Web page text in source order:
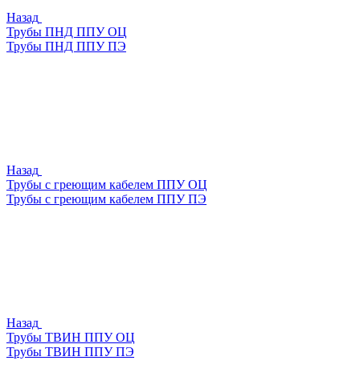
Назад
Трубы ПНД ППУ ОЦ
Трубы ПНД ППУ ПЭ
Назад
Трубы с греющим кабелем ППУ ОЦ
Трубы с греющим кабелем ППУ ПЭ
Назад
Трубы ТВИН ППУ ОЦ
Трубы ТВИН ППУ ПЭ